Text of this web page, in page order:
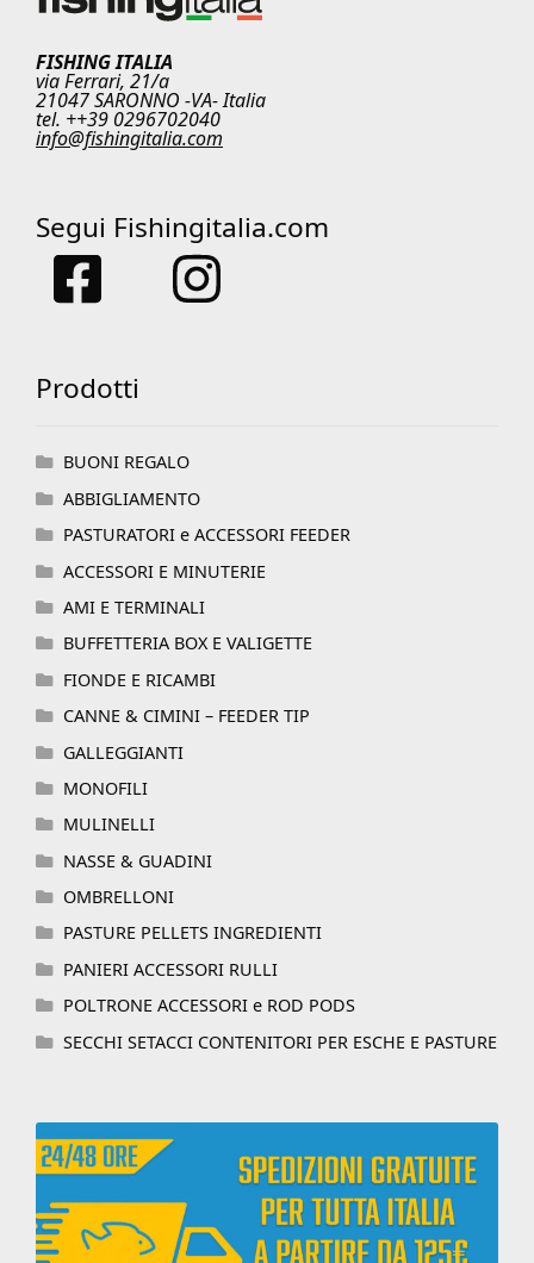
FISHING ITALIA
via Ferrari, 21/a
21047 SARONNO -VA- Italia
tel. ++39 0296702040
info@fishingitalia.com
Segui Fishingitalia.com
Prodotti
BUONI REGALO
ABBIGLIAMENTO
PASTURATORI e ACCESSORI FEEDER
ACCESSORI E MINUTERIE
AMI E TERMINALI
BUFFETTERIA BOX E VALIGETTE
FIONDE E RICAMBI
CANNE & CIMINI – FEEDER TIP
GALLEGGIANTI
MONOFILI
MULINELLI
NASSE & GUADINI
OMBRELLONI
PASTURE PELLETS INGREDIENTI
PANIERI ACCESSORI RULLI
POLTRONE ACCESSORI e ROD PODS
SECCHI SETACCI CONTENITORI PER ESCHE E PASTURE